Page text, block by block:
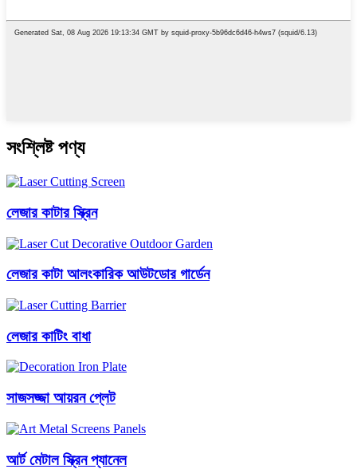
সংশ্লিষ্ট পণ্য
লেজার কাটার স্ক্রিন
লেজার কাটা আলংকারিক আউটডোর গার্ডেন
লেজার কাটিং বাধা
সাজসজ্জা আয়রন প্লেট
আর্ট মেটাল স্ক্রিন প্যানেল